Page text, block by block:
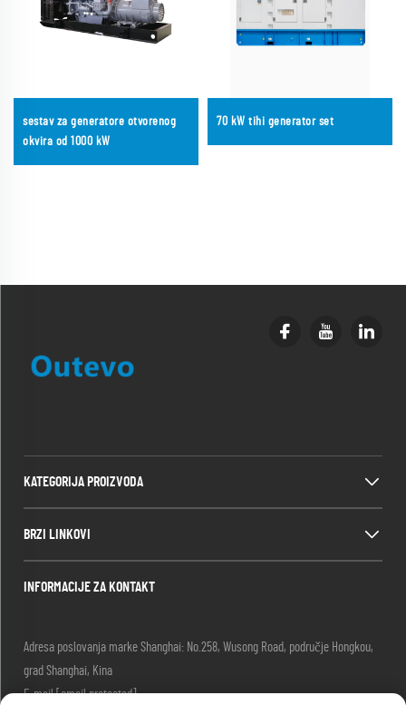
sestav za generatore otvorenog
okvira od 1000 kW
70 kW tihi generator set
KATEGORIJA PROIZVODA
BRZI LINKOVI
INFORMACIJE ZA KONTAKT
Adresa poslovanja marke Shanghai: No.258, Wusong Road, područje Hongkou,
grad Shanghai, Kina
E-mail:[email protected]